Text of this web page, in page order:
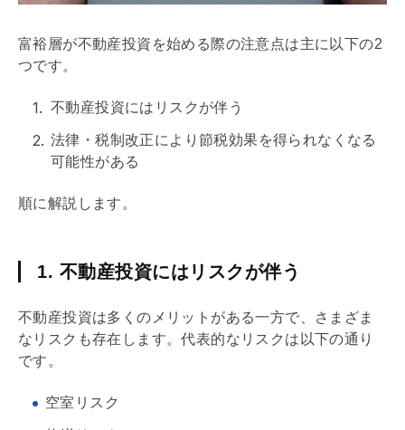
富裕層が不動産投資を始める際の注意点は主に以下の2
つです。
不動産投資にはリスクが伴う
法律・税制改正により節税効果を得られなくなる
可能性がある
順に解説します。
1. 不動産投資にはリスクが伴う
不動産投資は多くのメリットがある一方で、さまざま
なリスクも存在します。代表的なリスクは以下の通り
です。
空室リスク